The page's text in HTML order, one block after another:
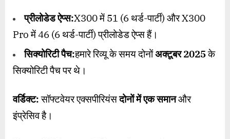
प्रीलोडेड ऐप्स:X300 में 51 (6 थर्ड-पार्टी) और X300
Pro में 46 (6 थर्ड-पार्टी) प्रीलोडेड ऐप्स हैं।
सिक्योरिटी पैच:हमारे रिव्यू के समय दोनोंअक्टूबर2025के
सिक्योरिटी पैच पर थे।
वर्डिक्ट:सॉफ्टवेयर एक्सपीरियंसदोनों में एक समानऔर
इंप्रेसिव है।